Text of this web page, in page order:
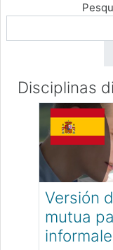
Disciplinas
Versión
mutua